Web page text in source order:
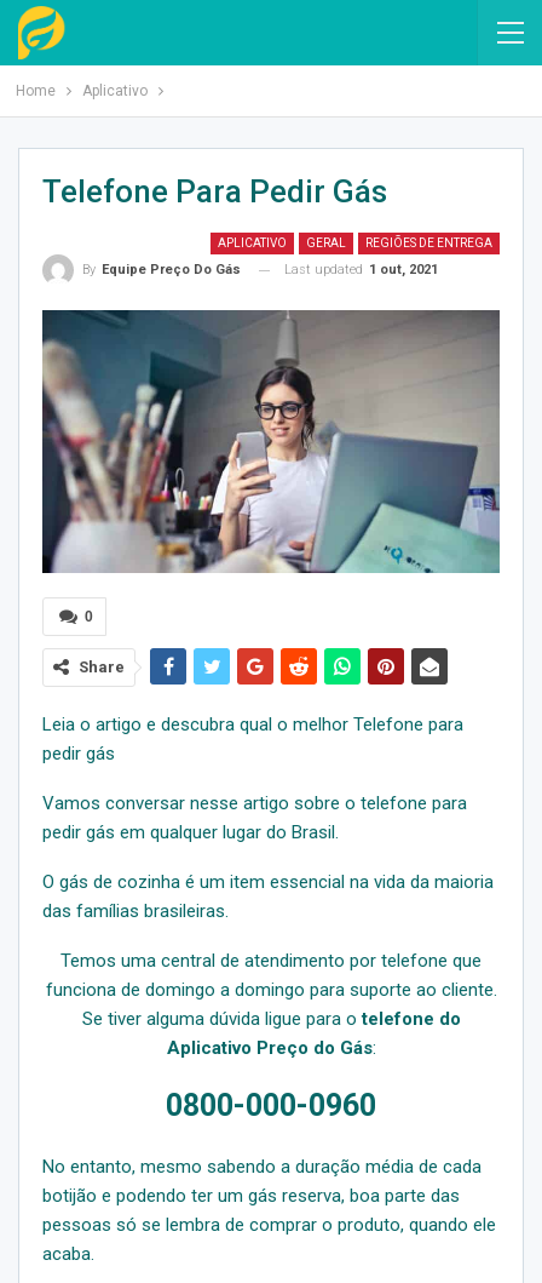
Home Aplicativo
Telefone Para Pedir Gás
APLICATIVO GERAL REGIÕES DE ENTREGA
By Equipe Preço Do Gás Last updated 1 out, 2021
0
Share
Leia o artigo e descubra qual o melhor Telefone para
pedir gás
Vamos conversar nesse artigo sobre o telefone para
pedir gás em qualquer lugar do Brasil.
O gás de cozinha é um item essencial na vida da maioria
das famílias brasileiras.
Temos uma central de atendimento por telefone que
funciona de domingo a domingo para suporte ao cliente.
Se tiver alguma dúvida ligue para otelefone do
Aplicativo Preço do Gás:
0800-000-0960
No entanto, mesmo sabendo a duração média de cada
botijão e podendo ter um gás reserva, boa parte das
pessoas só se lembra de comprar o produto, quando ele
acaba.